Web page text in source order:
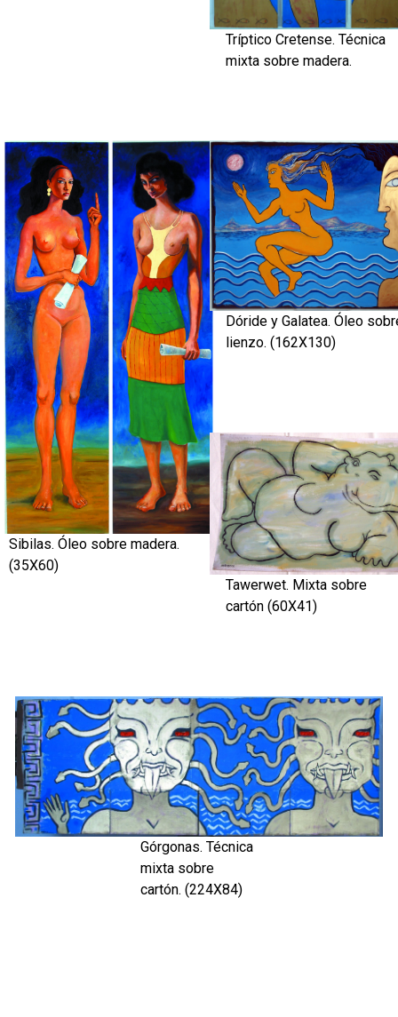
Tríptico Cretense. Técnica
mixta sobre madera.
Sibilas. Óleo sobre madera.
(35X60)
Dóride y Galatea. Óleo
lienzo. (162X130)
Tawerwet. Mixta sobre
cartón (60X41)
Górgonas. Técnica
mixta sobre
cartón. (224X84)